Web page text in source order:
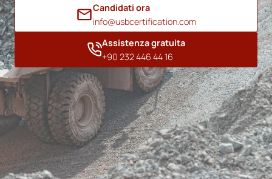
Candidati ora
info@usbcertification.com
Assistenza gratuita
+90 232 446 44 16